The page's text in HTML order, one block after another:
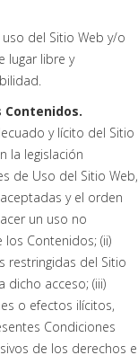
del Sitio Web y/o
lugar libre y
Contenidos.
y lícito del Sitio
la legislación
de Uso del Sitio Web,
y el orden
un uso no
Contenidos; (ii)
restringidas del Sitio
dicho acceso; (iii)
o efectos ilícitos,
Condiciones
de los derechos e